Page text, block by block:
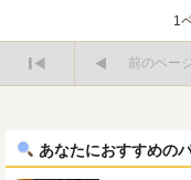
1
前のペー
あなたにおすすめの